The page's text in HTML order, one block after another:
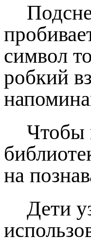
символ
робкий
Чтобы
на
Дети